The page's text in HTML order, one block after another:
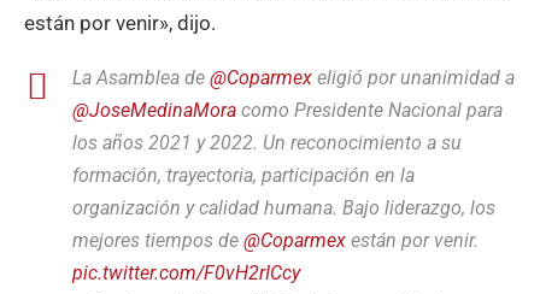
están por venir», dijo.
La Asamblea de @Coparmex eligió por unanimidad a
@JoseMedinaMora como Presidente Nacional para
los años 2021 y 2022. Un reconocimiento a su
formación, trayectoria, participación en la
organización y calidad humana. Bajo liderazgo, los
mejores tiempos de @Coparmex están por venir.
pic.twitter.com/F0vH2rICcy